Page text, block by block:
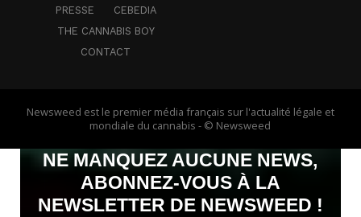
PRESSE
CEBEDIA
THE CANNABIS BOY
CONTACT
Newsweed est le premier média français sur l'actualité légale et
mondiale du cannabis - © Newsweed
NE MANQUEZ AUCUNE NEWS,
ABONNEZ-VOUS À LA
NEWSLETTER DE NEWSWEED !